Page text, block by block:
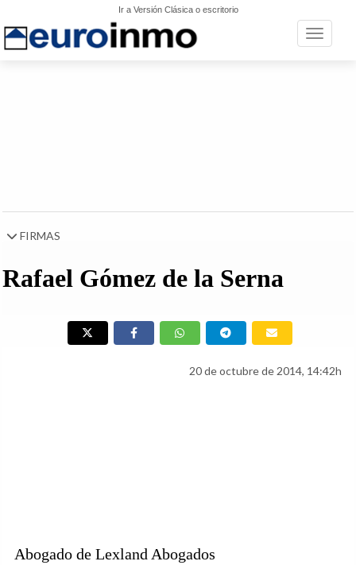
Ir a Versión Clásica o escritorio
Toggle
FIRMAS
Rafael Gómez de la Serna
20 de octubre de 2014, 14:42h
Abogado de Lexland Abogados